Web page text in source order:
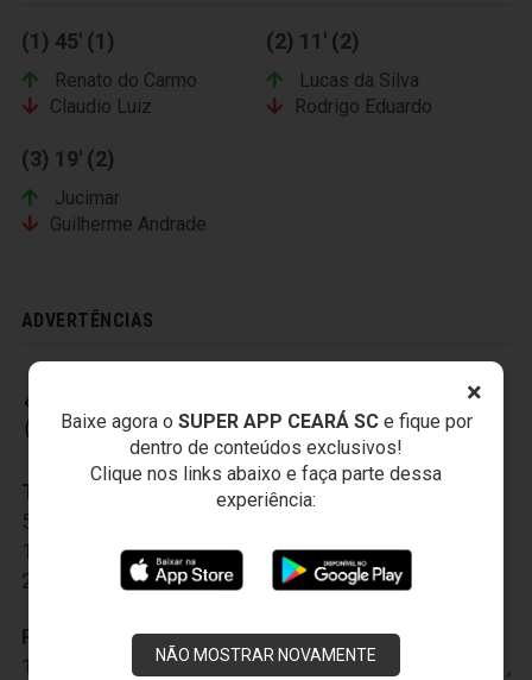
×
Baixe agora o SUPER APP CEARÁ SCe fique por
dentro de conteúdos exclusivos!
Clique nos links abaixo e faça parte dessa
experiência:
NÃO MOSTRAR NOVAMENTE
(1) 45' (1)
Renato do Carmo
Claudio Luiz
(2) 11' (2)
Lucas da Silva
Rodrigo Eduardo
(3) 19' (2)
Jucimar
Guilherme Andrade
ADVERTÊNCIAS
CEARÁ SPORTING CLUB
Titulares: 1-Everson ,3-Valdo, 4-Charles
5-João Marcos
10-Felipe Silva,11-Wescley,15-Marino,18-Bill
21-Zé Mário
Reservas: 8-Richardson,12-Lauro,13-Lucas Silva
14-Sandro
16-Tomas Bastos,17-William Henrique
,